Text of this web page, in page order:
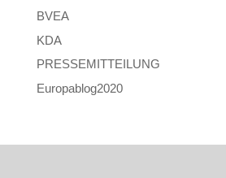
BVEA
KDA
PRESSEMITTEILUNG
Europablog2020